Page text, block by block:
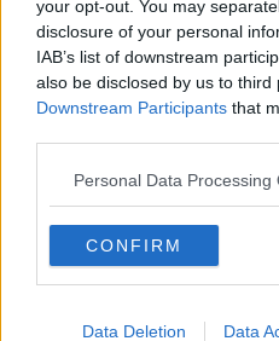
your opt-out. You may
disclosure of your personal
IAB’s list of downstream
also be disclosed by us to third
Downstream Participants that
Personal Data Processing
CONFIRM
Data Deletion Data
​Il cronoprogramma ottimale
​I costi dell’adeguamento al
Alcune domande da
sorti dell’Elba
Verso il full electric a gestione
​La Scienza dei Cittadini e i
Trump e le sue guerre contro i
​Le furbate elettorali della
​Date loro l’Oscar al posto del
L'umanizzazione dell'economia
​Dopo il diluvio dei NO: un